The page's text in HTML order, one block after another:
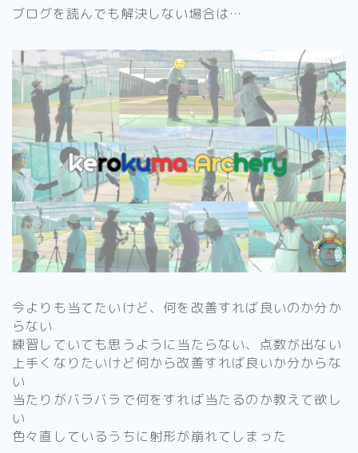
ブログを読んでも解決しない場合は…
今よりも当てたいけど、何を改善すれば良いのか分か
らない
練習していても思うように当たらない、点数が出ない
上手くなりたいけど何から改善すれば良いか分からな
い
当たりがバラバラで何をすれば当たるのか教えて欲し
い
色々直しているうちに射形が崩れてしまった